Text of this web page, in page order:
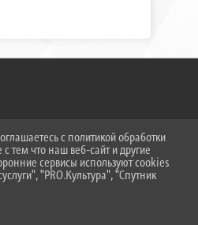
ПЕРСОНАЛЬНЫХ ДАННЫХ
с политикой обработки
тем что наш веб-сайт и другие
сервисы используют cookies
"PRO.Культура", "Спутник